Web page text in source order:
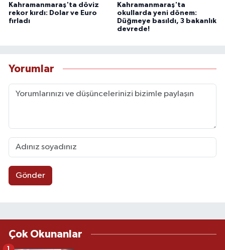
Kahramanmaraş'ta döviz
rekor kırdı: Dolar ve Euro
fırladı
Kahramanmaraş'ta
okullarda yeni dönem:
Düğmeye basıldı, 3 bakanlık
devrede!
Yorumlar
Gönder
Çok Okunanlar